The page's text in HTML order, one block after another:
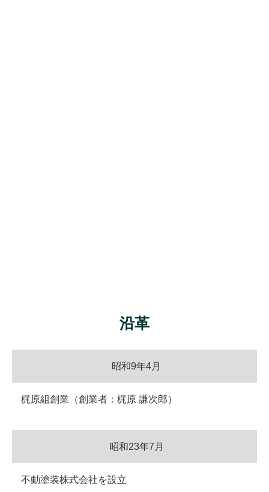
沿革
昭和9年4月
梶原組創業（創業者：梶原 謙次郎）
昭和23年7月
不動塗装株式会社を設立